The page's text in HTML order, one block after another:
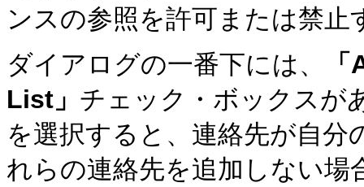
ンスの参照を許可または禁
ダイアログの一番下には、
List」 チェック・ボックスが
を選択すると、連絡先が自
れらの連絡先を追加しない場